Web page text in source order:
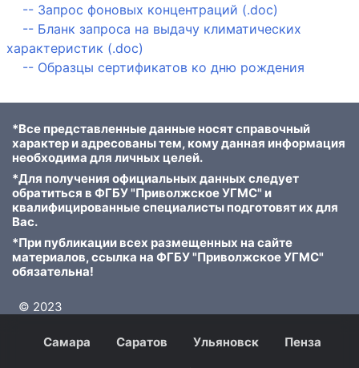
-- Запрос фоновых концентраций (.doc)
-- Бланк запроса на выдачу климатических
характеристик (.doc)
-- Образцы сертификатов ко дню рождения
*Все представленные данные носят справочный
характер и адресованы тем, кому данная информация
необходима для личных целей.
*Для получения официальных данных следует
обратиться в ФГБУ "Приволжское УГМС" и
квалифицированные специалисты подготовят их для
Вас.
*При публикации всех размещенных на сайте
материалов, ссылка на ФГБУ "Приволжское УГМС"
обязательна!
© 2023
Самара Саратов Ульяновск
Пенза